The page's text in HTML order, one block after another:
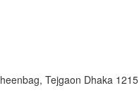
Tejgaon Dhaka 1215